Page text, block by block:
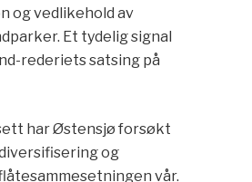
og vedlikehold av
Et tydelig signal
rederiets satsing på
har Østensjø forsøkt
og
vår.